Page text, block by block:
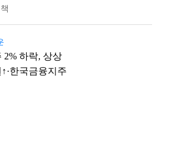
2% 하락, 상상
한국금융지주